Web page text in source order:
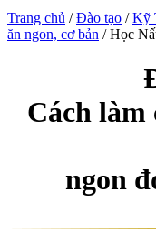
Trang chủ / Đào tạo / Kỹ
ăn ngon, cơ bản / Học
Cách làm
ngon